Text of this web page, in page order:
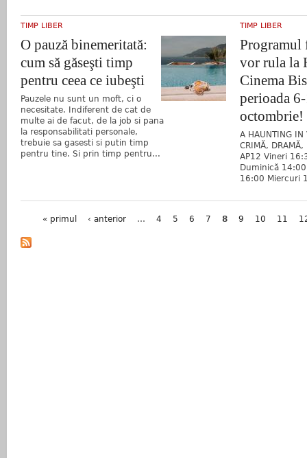
TIMP LIBER
O pauză binemeritată:
cum să găseşti timp
pentru ceea ce iubeşti
Pauzele nu sunt un moft, ci o
necesitate. Indiferent de cat de
multe ai de facut, de la job si pana
la responsabilitati personale,
trebuie sa gasesti si putin timp
pentru tine. Si prin timp pentru...
TIMP LIBER
Programul
vor rula la
Cinema
perioada
octombrie!
A HAUNTING IN
CRIMĂ,
AP12 Vineri
Duminică
16:00 Miercuri
Pagini
« primul ‹ anterior … 4 5 6 7 8 9 10 11